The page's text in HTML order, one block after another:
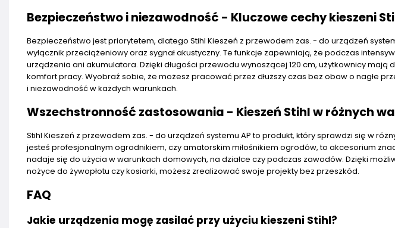
Bezpieczeństwo i niezawodność - Kluczowe cechy kieszeni
Bezpieczeństwo jest priorytetem, dlatego Stihl Kieszeń z przewodem zas. - do urządzeń
wyłącznik przeciążeniowy oraz sygnał akustyczny. Te funkcje zapewniają, że podczas
urządzenia ani akumulatora. Dzięki długości przewodu wynoszącej 120 cm, użytkownicy
komfort pracy. Wyobraź sobie, że możesz pracować przez dłuższy czas bez obaw o nagłe
i niezawodność w każdych warunkach.
Wszechstronność zastosowania - Kieszeń Stihl w różnych
Stihl Kieszeń z przewodem zas. - do urządzeń systemu AP to produkt, który sprawdzi się w
jesteś profesjonalnym ogrodnikiem, czy amatorskim miłośnikiem ogrodów, to akcesorium
nadaje się do użycia w warunkach domowych, na działce czy podczas zawodów. Dzięki
nożyce do żywopłotu czy kosiarki, możesz zrealizować swoje projekty bez przeszkód.
FAQ
Jakie urządzenia mogę zasilać przy użyciu kieszeni Stihl?